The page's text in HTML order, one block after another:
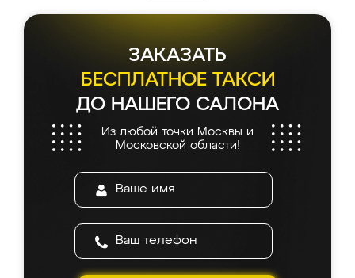
ЗАКАЗАТЬ
БЕСПЛАТНОЕ ТАКСИ
ДО НАШЕГО САЛОНА
Из любой точки Москвы и
Московской области!